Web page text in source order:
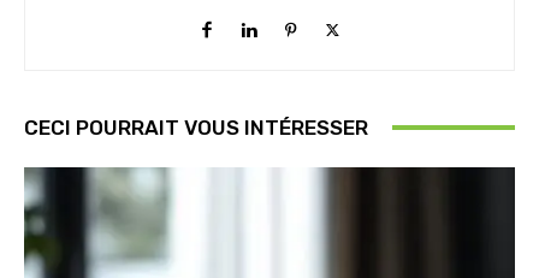
CECI POURRAIT VOUS INTÉRESSER